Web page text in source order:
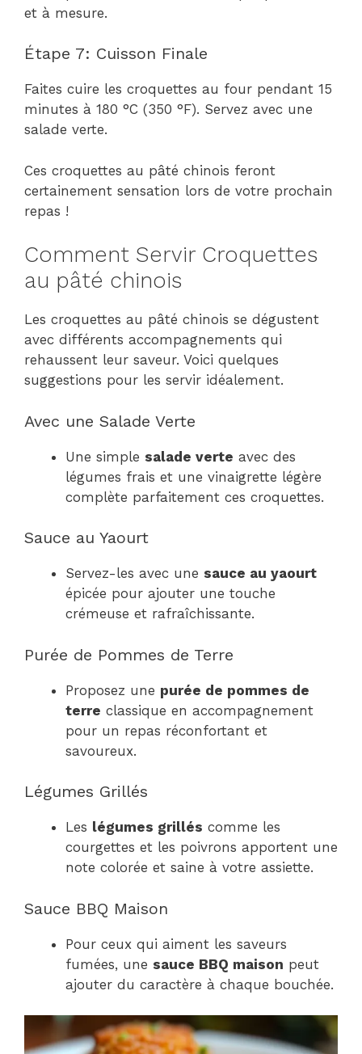
et à mesure.
Étape 7: Cuisson Finale
Faites cuire les croquettes au four pendant 15
minutes à 180 °C (350 °F). Servez avec une
salade verte.
Ces croquettes au pâté chinois feront
certainement sensation lors de votre prochain
repas !
Comment Servir Croquettes
au pâté chinois
Les croquettes au pâté chinois se dégustent
avec différents accompagnements qui
rehaussent leur saveur. Voici quelques
suggestions pour les servir idéalement.
Avec une Salade Verte
Une simple salade verte avec des
légumes frais et une vinaigrette légère
complète parfaitement ces croquettes.
Sauce au Yaourt
Servez-les avec une sauce au yaourt
épicée pour ajouter une touche
crémeuse et rafraîchissante.
Purée de Pommes de Terre
Proposez une purée de pommes de
terre classique en accompagnement
pour un repas réconfortant et
savoureux.
Légumes Grillés
Les légumes grillés comme les
courgettes et les poivrons apportent une
note colorée et saine à votre assiette.
Sauce BBQ Maison
Pour ceux qui aiment les saveurs
fumées, une sauce BBQ maison peut
ajouter du caractère à chaque bouchée.